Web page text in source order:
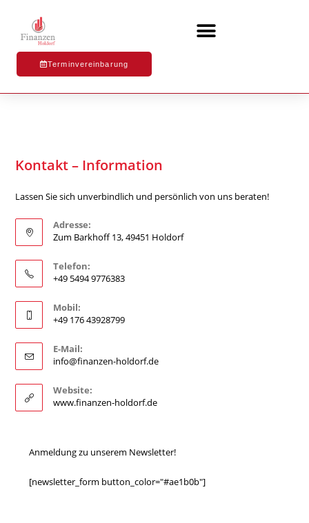
Terminvereinbarung
Kontakt – Information
Lassen Sie sich unverbindlich und persönlich von uns beraten!
Adresse:
Zum Barkhoff 13, 49451 Holdorf
Telefon:
+49 5494 9776383
Mobil:
+49 176 43928799
E-Mail:
info@finanzen-holdorf.de
Website:
www.finanzen-holdorf.de
Anmeldung zu unserem Newsletter!
[newsletter_form button_color="#ae1b0b"]